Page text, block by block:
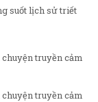
suốt lịch sử triết
truyền cảm
truyền cảm